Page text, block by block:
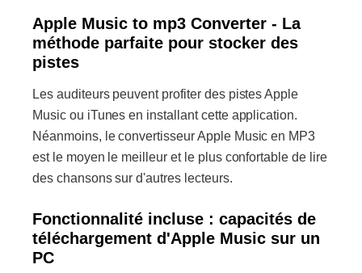
Apple Music to mp3 Converter - La
méthode parfaite pour stocker des
pistes
Les auditeurs peuvent profiter des pistes Apple
Music ou iTunes en installant cette application.
Néanmoins, le convertisseur Apple Music en MP3
est le moyen le meilleur et le plus confortable de lire
des chansons sur d'autres lecteurs.
Fonctionnalité incluse : capacités de
téléchargement d'Apple Music sur un
PC